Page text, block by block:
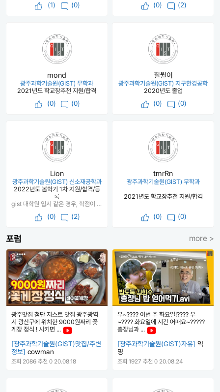
(1) (0) (0) (2)
mond
광주과학기술원(GIST) 무학과
2021년도 학교장추천 지원/합격
(0) (0)
칠월이
광주과학기술원(GIST) 지구환경공학
2020년도 졸업
(0) (0)
Lion
광주과학기술원(GIST) 신소재공학과
2022년도 봄학기 1차 지원/합격/등
록
gist 대학원 입시 같은 경우, 학점이 높을수록 좋은 인상을 준다는 느낌을 받았습니다. 학교를 선택한 이유는 크게 두가지가 있습니다. 첫번째, 원하는 연구 분야가 지스트에 있었습니다. 두번째, 과기원의 경우 등록금 면제 및 기숙사비 지원등의 추가적인 혜택이 있어, 금전적인 부담을 줄일 수 있다는 점입니다. 면접과 같은 경우 학교 규정상 발설할 수 없으나, 2-3학년 기본 전공 과목 위주로 개념을 제대로 공부하고 가셔야합니다.
(0) (2)
tmrRn
광주과학기술원(GIST) 무학과
2021년도 학교장추천 지원/합격
(0) (0)
포럼 more >
광주맛집 첨단 지스트 맛집 광주광역
시 광산구에 위치한 9000원짜리 꽃
게장 정식 ! 시키면 ...
[광주과학기술원(GIST)맛집/주변
정보] cowman
조회 2086 추천 0 20.08.18
우~???? 이번 주 화요일!???? 우
~???? 화요일에 시간 어때요~?????
총장님과 ...
[광주과학기술원(GIST)자유] 익
명
조회 1927 추천 0 20.08.24